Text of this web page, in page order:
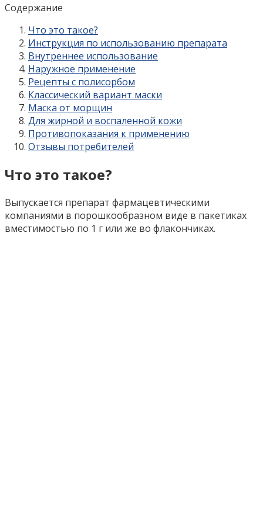
Содержание
Что это такое?
Инструкция по использованию препарата
Внутреннее использование
Наружное применение
Рецепты с полисорбом
Классический вариант маски
Маска от морщин
Для жирной и воспаленной кожи
Противопоказания к применению
Отзывы потребителей
Что это такое?
Выпускается препарат фармацевтическими
компаниями в порошкообразном виде в пакетиках
вместимостью по 1 г или же во флакончиках.